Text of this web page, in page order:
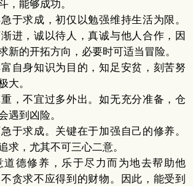
，能够成功。
急于求成，初仅以勉强维持生活为限。
进，诚以待人，真诚与他人合作，因
新的开拓方向，必要时可适当冒险。
富自身知识为目的，知足安贫，刻苦努
大。
重，不宜过多外出。如无充分准备，仓
遇到凶险。
急于求成。关键在于加强自己的修养。
求，尤其不可三心二意。
道德修养，乐于尽力而为地去帮助他
贪求不应得到的财物。因此，能受到